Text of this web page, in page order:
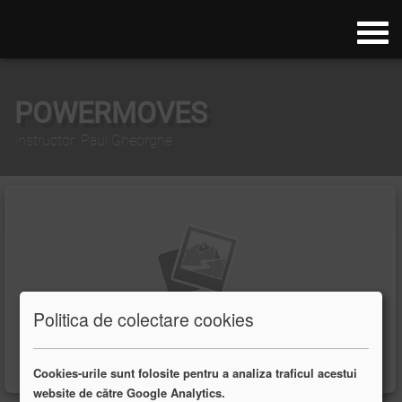
Politica de colectare cookies
Cookies-urile sunt folosite pentru a analiza traficul acestui
website de către Google Analytics.
POWERMOVES
Instructor: Paul Gheorghe